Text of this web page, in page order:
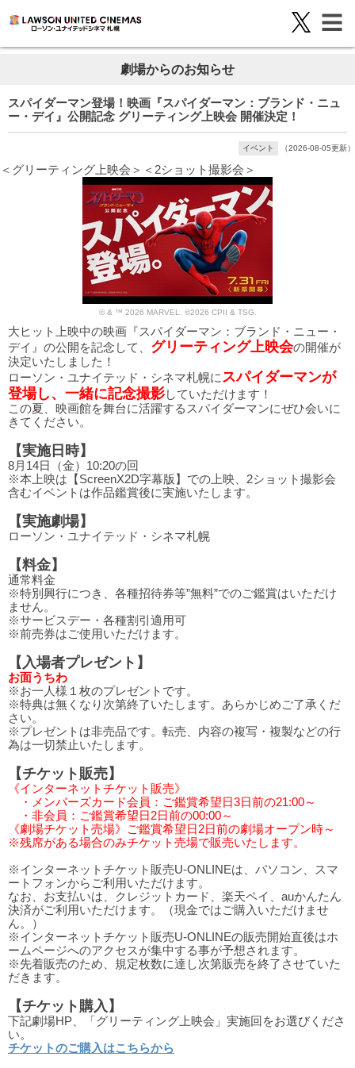
劇場からのお知らせ
スパイダーマン登場！映画『スパイダーマン：ブランド・ニュ
ー・デイ』公開記念 グリーティング上映会 開催決定！
イベント （2026-08-05更新）
＜グリーティング上映会＞＜2ショット撮影会＞
© & ™ 2026 MARVEL. ©2026 CPII & TSG.
大ヒット上映中の映画『スパイダーマン：ブランド・ニュー・
デイ』の公開を記念して、 グリーティング上映会の開催が
決定いたしました！
ローソン・ユナイテッド・シネマ札幌にスパイダーマンが
登場し、一緒に記念撮影していただけます！
この夏、映画館を舞台に活躍するスパイダーマンにぜひ会いに
きてください。
【実施日時】
8月14日（金）10:20の回
※本上映は【ScreenX2D字幕版】での上映、2ショット撮影会
含むイベントは作品鑑賞後に実施いたします。
【実施劇場】
ローソン・ユナイテッド・シネマ札幌
【料金】
通常料金
※特別興行につき、各種招待券等”無料”でのご鑑賞はいただけ
ません。
※サービスデー・各種割引適用可
※前売券はご使用いただけます。
【入場者プレゼント】
お面うちわ
※お一人様１枚のプレゼントです。
※特典は無くなり次第終了いたします。あらかじめご了承くだ
さい。
※プレゼントは非売品です。転売、内容の複写・複製などの行
為は一切禁止いたします。
【チケット販売】
《インターネットチケット販売》
・メンバーズカード会員：ご鑑賞希望日3日前の21:00～
・非会員：ご鑑賞希望日2日前の00:00～
《劇場チケット売場》ご鑑賞希望日2日前の劇場オープン時～
※残席がある場合のみチケット売場で販売いたします。
※インターネットチケット販売U-ONLINEは、パソコン、スマ
ートフォンからご利用いただけます。
なお、お支払いは、クレジットカード、楽天ペイ、auかんたん
決済がご利用いただけます。（現金ではご購入いただけませ
ん。）
※インターネットチケット販売U-ONLINEの販売開始直後はホ
ームページへのアクセスが集中する事が予想されます。
※先着販売のため、規定枚数に達し次第販売を終了させていた
だきます。
【チケット購入】
下記劇場HP、「グリーティング上映会」実施回をお選びくださ
い。
チケットのご購入はこちらから